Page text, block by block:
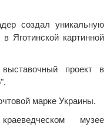
создал уникальную
Яготинской картинной
проект в
марке Украины.
музее